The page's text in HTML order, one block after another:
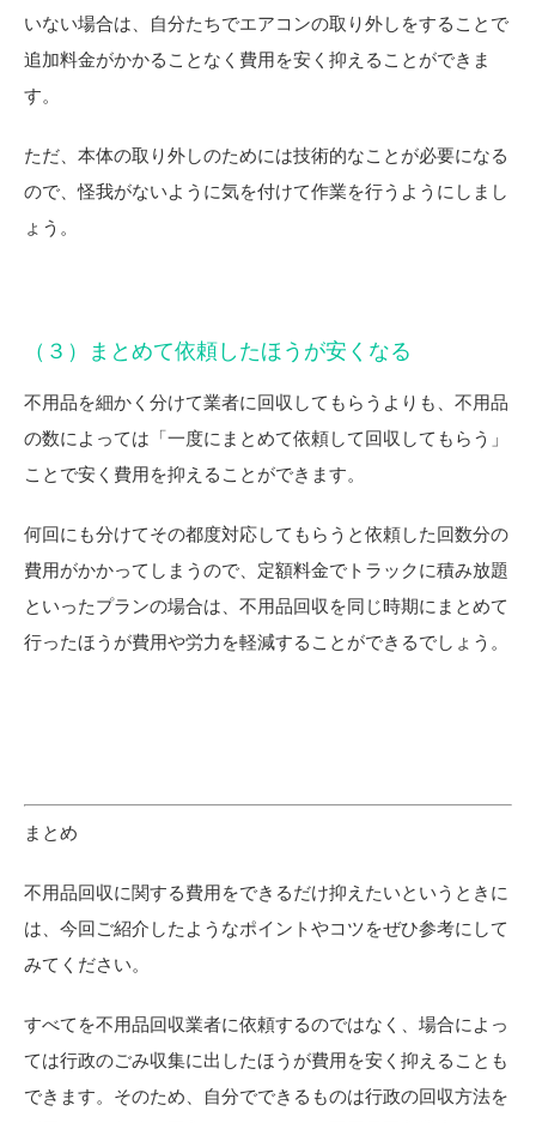
いない場合は、自分たちでエアコンの取り外しをすることで
追加料金がかかることなく費用を安く抑えることができま
す。
ただ、本体の取り外しのためには技術的なことが必要になる
ので、怪我がないように気を付けて作業を行うようにしまし
ょう。
（３）まとめて依頼したほうが安くなる
不用品を細かく分けて業者に回収してもらうよりも、不用品
の数によっては「一度にまとめて依頼して回収してもらう」
ことで安く費用を抑えることができます。
何回にも分けてその都度対応してもらうと依頼した回数分の
費用がかかってしまうので、定額料金でトラックに積み放題
といったプランの場合は、不用品回収を同じ時期にまとめて
行ったほうが費用や労力を軽減することができるでしょう。
まとめ
不用品回収に関する費用をできるだけ抑えたいというときに
は、今回ご紹介したようなポイントやコツをぜひ参考にして
みてください。
すべてを不用品回収業者に依頼するのではなく、場合によっ
ては行政のごみ収集に出したほうが費用を安く抑えることも
できます。そのため、自分でできるものは行政の回収方法を